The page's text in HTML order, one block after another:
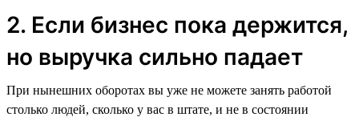
2. Если бизнес пока держится,
но выручка сильно падает
При нынешних оборотах вы уже не можете занять работой
столько людей, сколько у вас в штате, и не в состоянии